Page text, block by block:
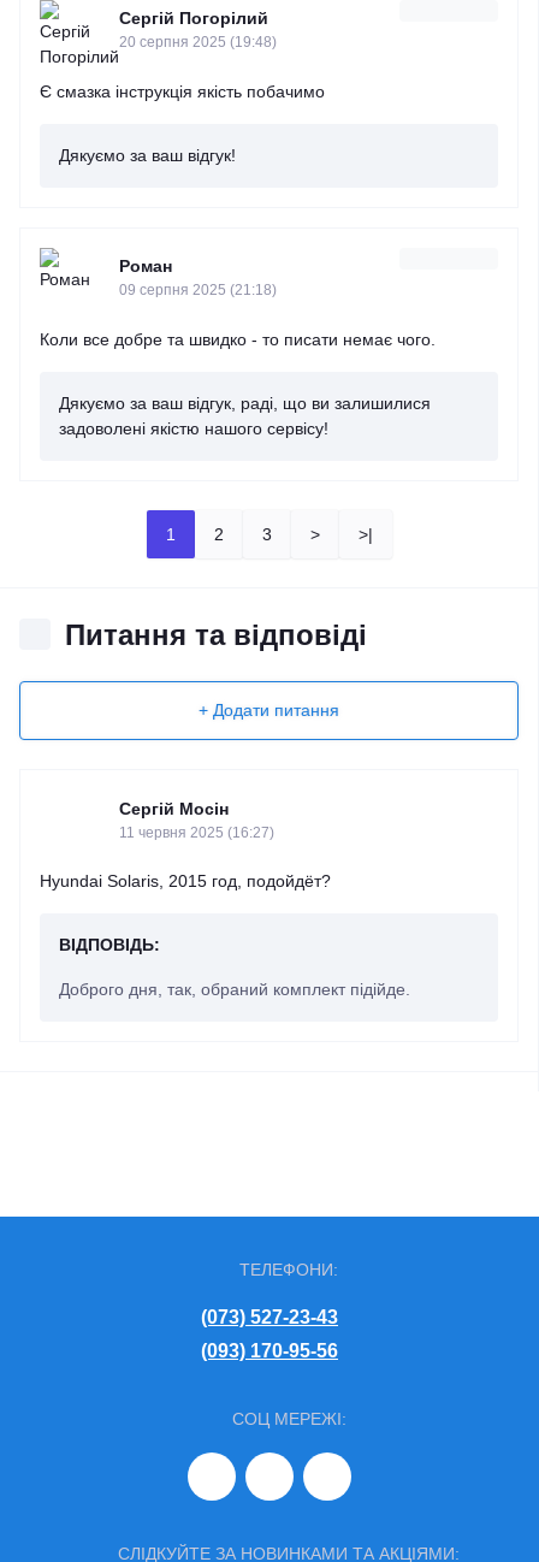
Сергій Погорілий
20 серпня 2025 (19:48)
Є смазка інструкція якість побачимо
Дякуємо за ваш відгук!
Роман
09 серпня 2025 (21:18)
Коли все добре та швидко - то писати немає чого.
Дякуємо за ваш відгук, раді, що ви залишилися
задоволені якістю нашого сервісу!
1 2 3 > >|
Питання та відповіді
+ Додати питання
Сергій Мосін
11 червня 2025 (16:27)
Hyundai Solaris, 2015 год, подойдёт?
ВІДПОВІДЬ:
Доброго дня, так, обраний комплект підійде.
ТЕЛЕФОНИ:
(073) 527-23-43
(093) 170-95-56
СОЦ МЕРЕЖІ:
СЛІДКУЙТЕ ЗА НОВИНКАМИ ТА АКЦІЯМИ: